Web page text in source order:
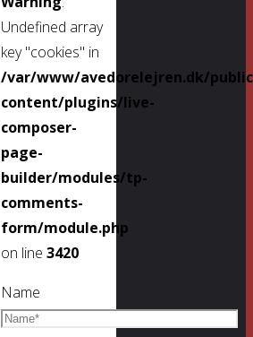
Undefined array
key "cookies" in
/var/www/avedorelejren.dk/
content/plugins/live-
composer-
page-
builder/modules/tp-
comments-
form/module.php
on line 3420
Name